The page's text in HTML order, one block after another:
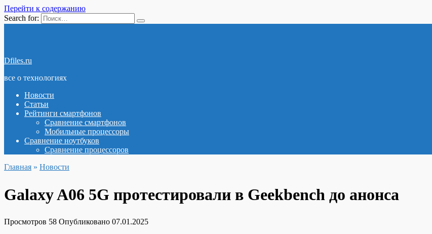
Перейти к содержанию
Search for:
Dfiles.ru
все о технологиях
Новости
Статьи
Рейтинги смартфонов
Сравнение смартфонов
Мобильные процессоры
Сравнение ноутбуков
Сравнение процессоров
Главная » Новости
Galaxy A06 5G протестировали в Geekbench до анонса
Просмотров 58 Опубликовано 07.01.2025